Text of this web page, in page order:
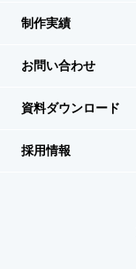
制作実績
お問い合わせ
資料ダウンロード
採用情報